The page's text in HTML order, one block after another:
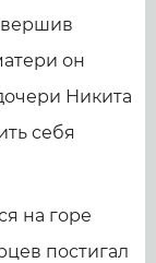
он
Никита
себя
на горе
постигал